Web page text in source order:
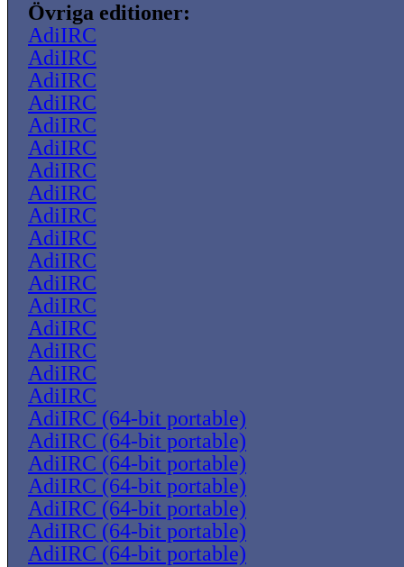
Övriga editioner:
AdiIRC
AdiIRC
AdiIRC
AdiIRC
AdiIRC
AdiIRC
AdiIRC
AdiIRC
AdiIRC
AdiIRC
AdiIRC
AdiIRC
AdiIRC
AdiIRC
AdiIRC
AdiIRC
AdiIRC
AdiIRC (64-bit portable)
AdiIRC (64-bit portable)
AdiIRC (64-bit portable)
AdiIRC (64-bit portable)
AdiIRC (64-bit portable)
AdiIRC (64-bit portable)
AdiIRC (64-bit portable)